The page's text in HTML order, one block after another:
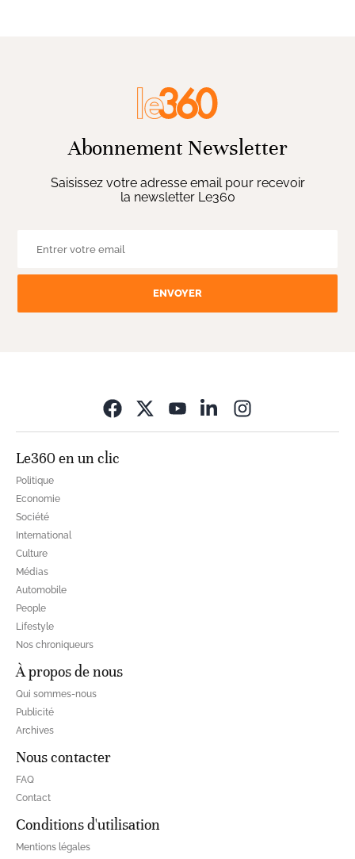
Abonnement Newsletter
Saisissez votre adresse email pour recevoir
la newsletter Le360
ENVOYER
Le360 en un clic
Politique
Economie
Société
International
Culture
Médias
Automobile
People
Lifestyle
Nos chroniqueurs
À propos de nous
Qui sommes-nous
Publicité
Archives
Nous contacter
FAQ
Contact
Conditions d'utilisation
Mentions légales